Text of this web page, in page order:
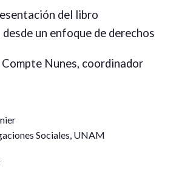
del libro
un enfoque de derechos
Compte Nunes, coordinador
Sociales, UNAM